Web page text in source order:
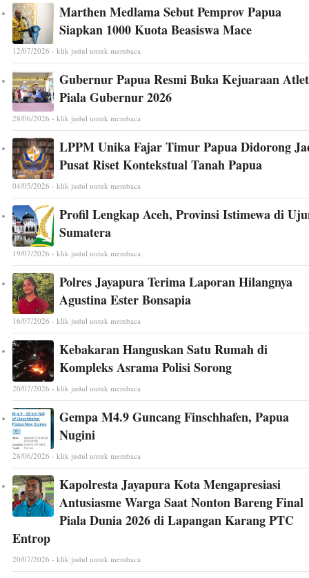
Marthen Medlama Sebut Pemprov Papua
Siapkan 1000 Kuota Beasiswa Mace
12/07/2026 - klik judul untuk membaca
Gubernur Papua Resmi Buka Kejuaraan
Piala Gubernur 2026
28/06/2026 - klik judul untuk membaca
LPPM Unika Fajar Timur Papua Didorong
Pusat Riset Kontekstual Tanah Papua
04/05/2026 - klik judul untuk membaca
Profil Lengkap Aceh, Provinsi Istimewa di
Sumatera
19/07/2026 - klik judul untuk membaca
Polres Jayapura Terima Laporan Hilangnya
Agustina Ester Bonsapia
16/07/2026 - klik judul untuk membaca
Kebakaran Hanguskan Satu Rumah di
Kompleks Asrama Polisi Sorong
20/07/2026 - klik judul untuk membaca
Gempa M4.9 Guncang Finschhafen, Papua
Nugini
28/06/2026 - klik judul untuk membaca
Kapolresta Jayapura Kota Mengapresiasi
Antusiasme Warga Saat Nonton Bareng Final
Piala Dunia 2026 di Lapangan Karang PTC
Entrop
20/07/2026 - klik judul untuk membaca